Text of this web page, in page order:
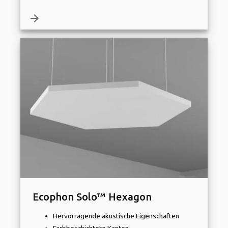
arrow_forward
Ecophon Solo™ Hexagon
Hervorragende akustische Eigenschaften